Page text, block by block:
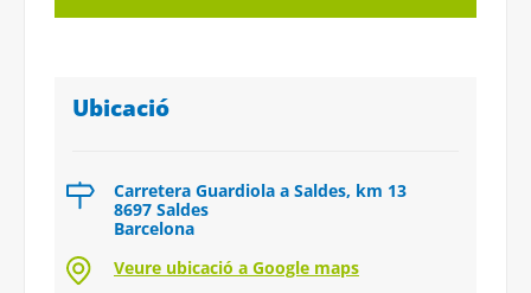
Ubicació
Carretera Guardiola a Saldes, km 13
8697 Saldes
Barcelona
Veure ubicació a Google maps